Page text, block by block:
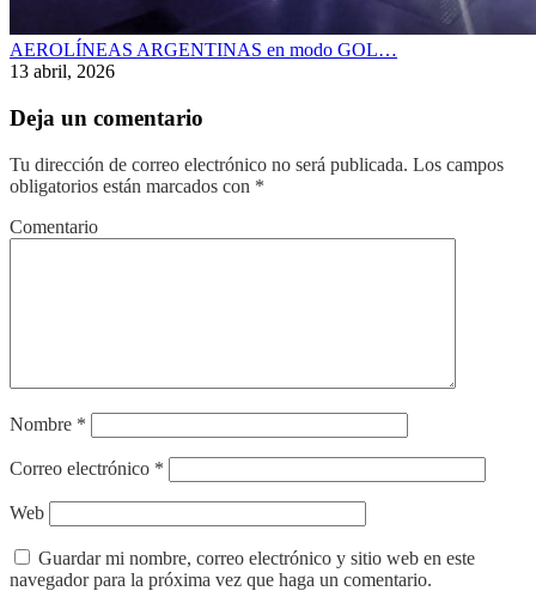
AEROLÍNEAS ARGENTINAS en modo GOL…
13 abril, 2026
Deja un comentario
Tu dirección de correo electrónico no será publicada. Los campos
obligatorios están marcados con *
Comentario
Nombre *
Correo electrónico *
Web
Guardar mi nombre, correo electrónico y sitio web en este
navegador para la próxima vez que haga un comentario.